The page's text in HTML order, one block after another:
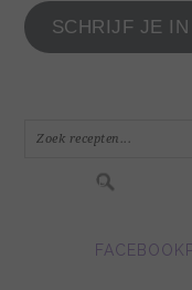
je
e-
SCHRIJF JE IN